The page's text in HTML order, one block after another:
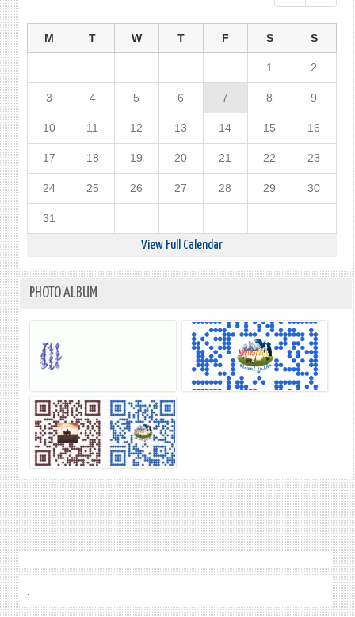
M T W T F S S
1 2
3 4 5 6 7 8 9
10 11 12 13 14 15 16
17 18 19 20 21 22 23
24 25 26 27 28 29 30
31
View Full Calendar
PHOTO ALBUM